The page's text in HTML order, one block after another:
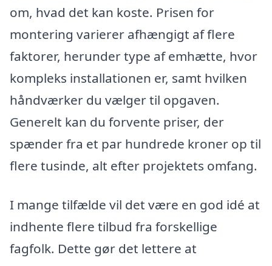
om, hvad det kan koste. Prisen for
montering varierer afhængigt af flere
faktorer, herunder type af emhætte, hvor
kompleks installationen er, samt hvilken
håndværker du vælger til opgaven.
Generelt kan du forvente priser, der
spænder fra et par hundrede kroner op til
flere tusinde, alt efter projektets omfang.
I mange tilfælde vil det være en god idé at
indhente flere tilbud fra forskellige
fagfolk. Dette gør det lettere at